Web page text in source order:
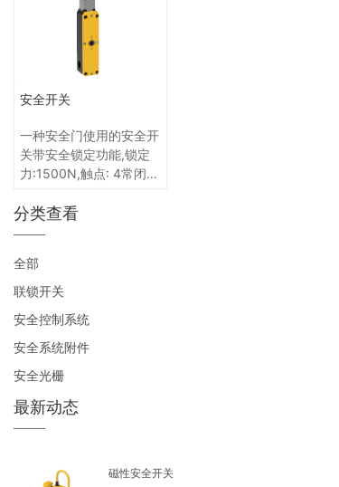
安全开关
一种安全门使用的安全开
关带安全锁定功能,锁定
力:1500N,触点: 4常闭
高可达到PLd
分类查看
全部
联锁开关
安全控制系统
安全系统附件
安全光栅
最新动态
磁性安全开关